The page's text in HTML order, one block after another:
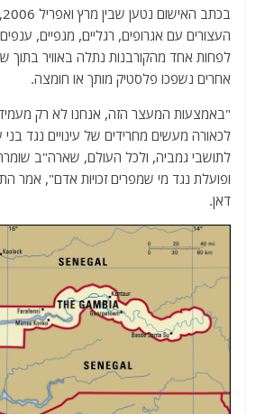
העצורים עם אגרופים, רגליים, מגפיים,
לפחות אחד מהקורבנות נתלה באוויר בתוך
אחרים נשפכו פלסטיק מותך או חומצה.
"באמצעות המעצר הזה, אנחנו לא רק
לכאורה מעשים מחרידים של עינויים נגד
לתושבי גמביה, ולכל העולם, שארה"ב
ופועלת נגד מי שמפרים זכויות אדם", אמר
דאן.